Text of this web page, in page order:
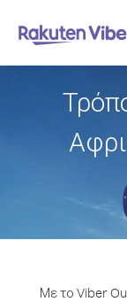
Με το Viber